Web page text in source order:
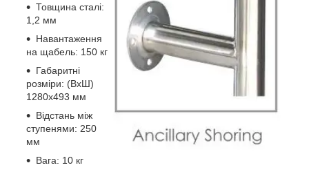
Товщина сталі:
1,2 мм
Навантаження
на щабель: 150 кг
Габаритні
розміри: (ВхШ)
1280х493 мм
Відстань між
ступенями: 250
мм
Вага: 10 кг